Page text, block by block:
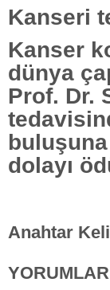
Kanseri
Kanser
dünya
Prof. Dr.
dolayı
Anahtar
YORUMLAR